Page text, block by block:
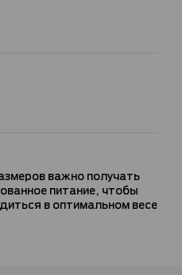
важно получать
питание, чтобы
в оптимальном весе